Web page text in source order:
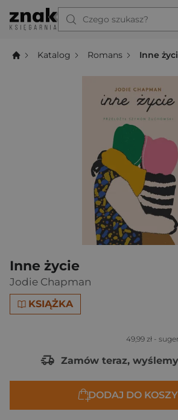
Czego szukasz?
Katalog Romans Inne
Inne życie
Jodie Chapman
KSIĄŻKA
49,99 zł -
Zamów teraz,
DODAJ DO